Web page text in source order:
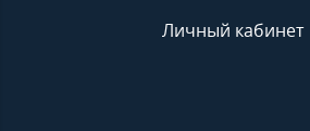
Личный кабинет